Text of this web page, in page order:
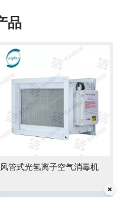
品
风管式光氢离子空气消毒机